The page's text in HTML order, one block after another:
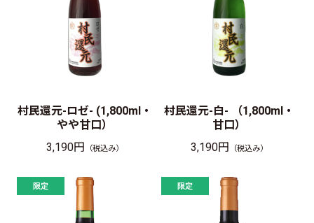
村民還元-ロゼ- (1,800ml・
やや甘口）
3,190円
（税込み）
村民還元-白- （1,800ml・
甘口）
3,190円
（税込み）